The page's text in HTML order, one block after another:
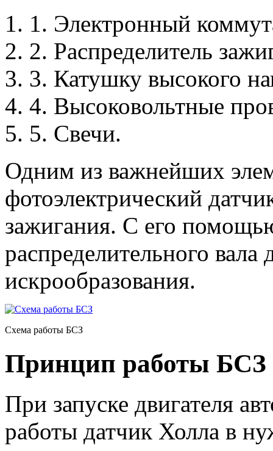
1. Электронный
2. Распределитель
3. Катушку высокого
4. Высоковольтные
5. Свечи.
Одним из важнейших
фотоэлектрический
зажигания. С его
распределительного
искрообразования.
Схема работы БСЗ
Принцип работы БСЗ
При запуске двигателя
работы датчик Холла в